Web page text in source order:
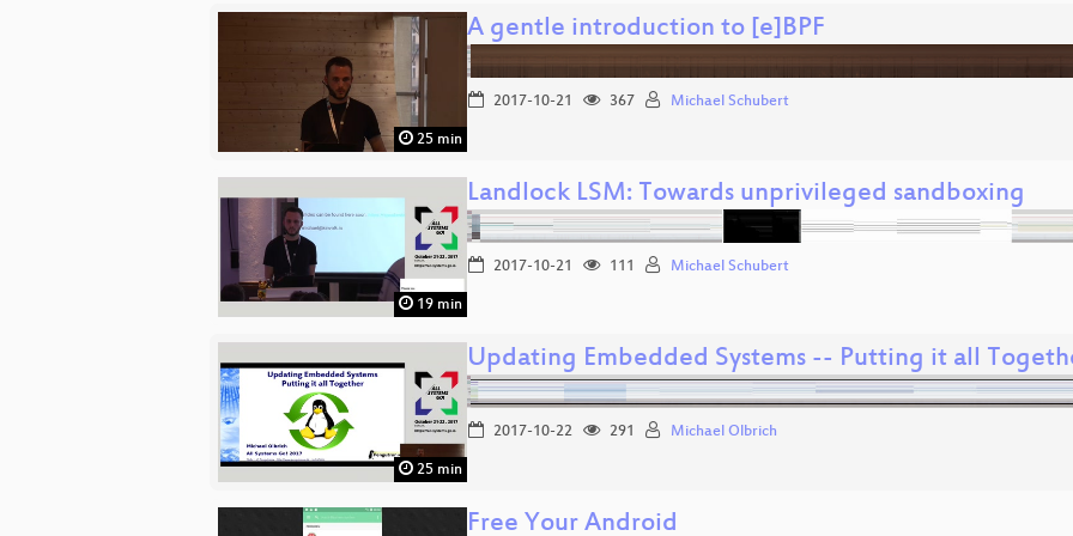
25 min
A gentle introduction to [e]BPF
2017-10-21 367 Michael Schubert
19 min
Landlock LSM: Towards unprivileged sandboxing
2017-10-21 111 Michael Schubert
25 min
Updating Embedded Systems -- Putting it all
2017-10-22 291 Michael Olbrich
Free Your Android